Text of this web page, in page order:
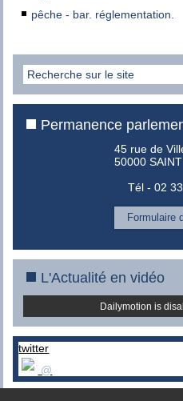
pêche - bar. réglementation.
Permanence
45 rue de
50000
Tél - 02
Formulaire
L'Actualité en vidéo
Dailymotion is
twitter
@